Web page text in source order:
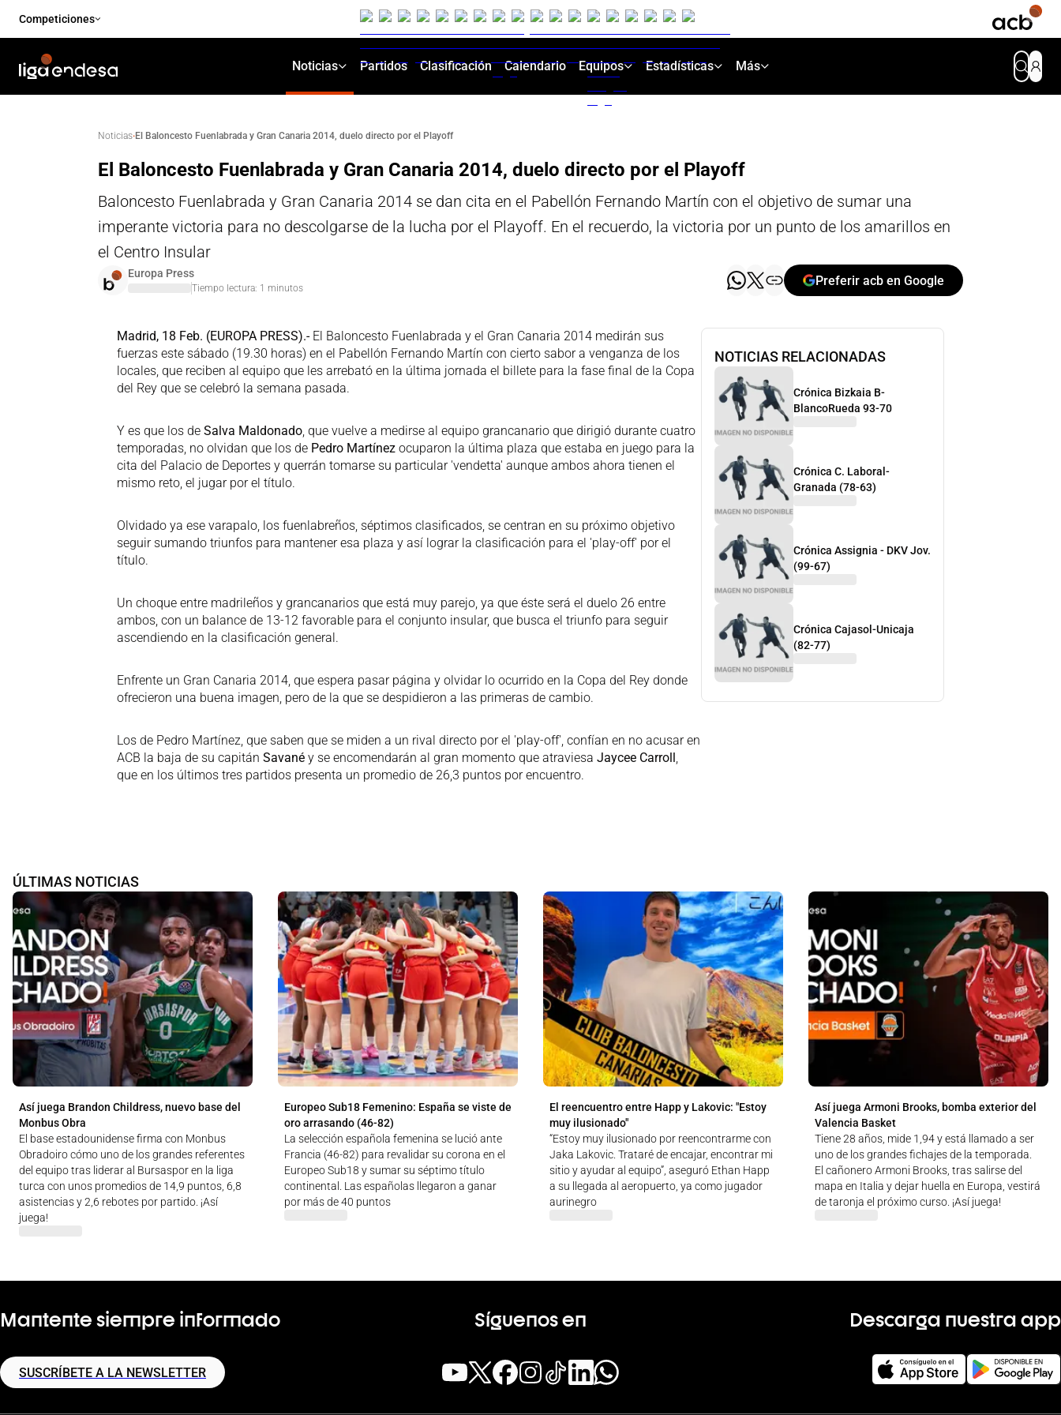
Competiciones
Noticias Partidos Clasificación Calendario Equipos Estadísticas Más
Noticias·El Baloncesto Fuenlabrada y Gran Canaria 2014, duelo directo por el Playoff
El Baloncesto Fuenlabrada y Gran Canaria 2014, duelo directo por el Playoff
Baloncesto Fuenlabrada y Gran Canaria 2014 se dan cita en el Pabellón Fernando Martín con el objetivo de sumar una
imperante victoria para no descolgarse de la lucha por el Playoff. En el recuerdo, la victoria por un punto de los amarillos en
el Centro Insular
Europa Press
Tiempo lectura: 1 minutos
Preferir acb en Google
Madrid, 18 Feb. (EUROPA PRESS).-El Baloncesto Fuenlabrada y el Gran Canaria 2014 medirán sus
fuerzas este sábado (19.30 horas) en el Pabellón Fernando Martín con cierto sabor a venganza de los
locales, que reciben al equipo que les arrebató en la última jornada el billete para la fase final de la Copa
del Rey que se celebró la semana pasada.
Y es que los de Salva Maldonado, que vuelve a medirse al equipo grancanario que dirigió durante cuatro
temporadas, no olvidan que los de Pedro Martínez ocuparon la última plaza que estaba en juego para la
cita del Palacio de Deportes y querrán tomarse su particular 'vendetta' aunque ambos ahora tienen el
mismo reto, el jugar por el título.
Olvidado ya ese varapalo, los fuenlabreños, séptimos clasificados, se centran en su próximo objetivo
seguir sumando triunfos para mantener esa plaza y así lograr la clasificación para el 'play-off' por el
título.
Un choque entre madrileños y grancanarios que está muy parejo, ya que éste será el duelo 26 entre
ambos, con un balance de 13-12 favorable para el conjunto insular, que busca el triunfo para seguir
ascendiendo en la clasificación general.
Enfrente un Gran Canaria 2014, que espera pasar página y olvidar lo ocurrido en la Copa del Rey donde
ofrecieron una buena imagen, pero de la que se despidieron a las primeras de cambio.
Los de Pedro Martínez, que saben que se miden a un rival directo por el 'play-off', confían en no acusar en
ACB la baja de su capitán Savané y se encomendarán al gran momento que atraviesa Jaycee Carroll,
que en los últimos tres partidos presenta un promedio de 26,3 puntos por encuentro.
NOTICIAS RELACIONADAS
Crónica Bizkaia B-
BlancoRueda 93-70
Crónica C. Laboral-
Granada (78-63)
Crónica Assignia - DKV Jov.
(99-67)
Crónica Cajasol-Unicaja
(82-77)
ÚLTIMAS NOTICIAS
Así juega Brandon Childress, nuevo base del
Monbus Obra
El base estadounidense firma con Monbus
Obradoiro cómo uno de los grandes referentes
del equipo tras liderar al Bursaspor en la liga
turca con unos promedios de 14,9 puntos, 6,8
asistencias y 2,6 rebotes por partido. ¡Así
juega!
Europeo Sub18 Femenino: España se viste de
oro arrasando (46-82)
La selección española femenina se lució ante
Francia (46-82) para revalidar su corona en el
Europeo Sub18 y sumar su séptimo título
continental. Las españolas llegaron a ganar
por más de 40 puntos
El reencuentro entre Happ y Lakovic: "Estoy
muy ilusionado"
“Estoy muy ilusionado por reencontrarme con
Jaka Lakovic. Trataré de encajar, encontrar mi
sitio y ayudar al equipo”, aseguró Ethan Happ
a su llegada al aeropuerto, ya como jugador
aurinegro
Así juega Armoni Brooks, bomba exterior del
Valencia Basket
Tiene 28 años, mide 1,94 y está llamado a ser
uno de los grandes fichajes de la temporada.
El cañonero Armoni Brooks, tras salirse del
mapa en Italia y dejar huella en Europa, vestirá
de taronja el próximo curso. ¡Así juega!
Mantente siempre informado
SUSCRÍBETE A LA NEWSLETTER
Síguenos en Descarga nuestra app